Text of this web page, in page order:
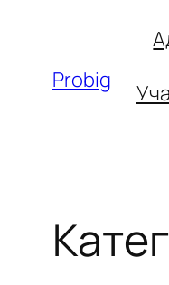
вмістуProbig